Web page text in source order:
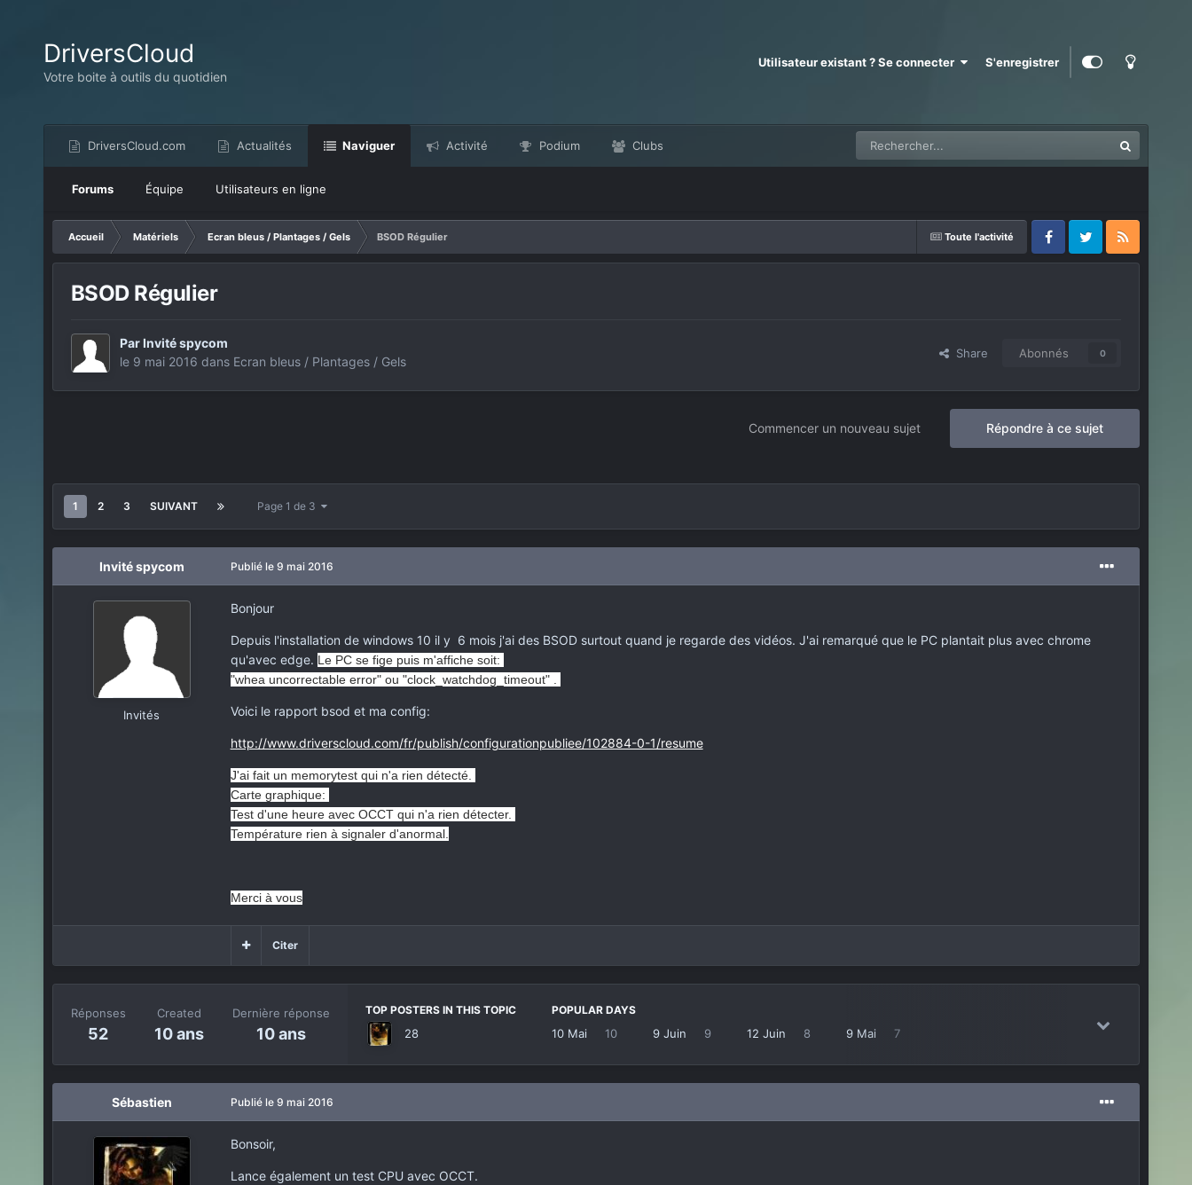
DriversCloud
Votre boite à outils du quotidien
Utilisateur existant ? Se connecter S'enregistrer
DriversCloud.com Actualités Naviguer
Forums Équipe Utilisateurs en ligne
Activité Podium Clubs
Toute l'activité
Accueil Matériels Ecran bleus / Plantages / Gels
BSOD Régulier
FacebookTwitter RSS
BSOD Régulier
Par Invité spycom
le 9 mai 2016 dans Ecran bleus / Plantages / Gels
Share Abonnés 0
Répondre à ce sujet
Commencer un nouveau sujet
1 2 3 SUIVANT Page 1 de 3
Invité spycom
Invités
Publié le 9 mai 2016
Bonjour
Depuis l'installation de windows 10 il y 6 mois j'ai des BSOD surtout quand je regarde des vidéos. J'ai remarqué que le PC plantait plus avec chrome
qu'avec edge. Le PC se fige puis m'affiche soit:
"whea uncorrectable error" ou "clock_watchdog_timeout" .
Voici le rapport bsod et ma config:
http://www.driverscloud.com/fr/publish/configurationpubliee/102884-0-1/resume
J'ai fait un memorytest qui n'a rien détecté.
Carte graphique:
Test d'une heure avec OCCT qui n'a rien détecter.
Température rien à signaler d'anormal.
Merci à vous
Citer
Réponses
52
Created
10 ans
Dernière réponse
10 ans
TOP POSTERS IN THIS TOPIC
28
POPULAR DAYS
10 Mai 10 9 Juin 9 12 Juin 8 9 Mai 7
Sébastien Publié le 9 mai 2016
Bonsoir,
Lance également un test CPU avec OCCT.